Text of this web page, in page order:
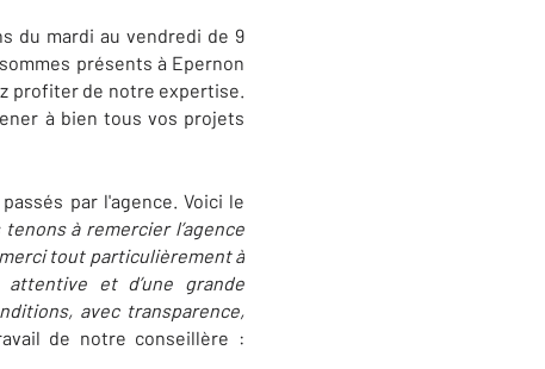
du mardi au vendredi de 9
présents à Epernon
profiter de notre expertise.
à bien tous vos projets
passés par l'agence. Voici le
tenons à remercier l’agence
tout particulièrement à
attentive et d’une grande
avec transparence,
de notre conseillère :